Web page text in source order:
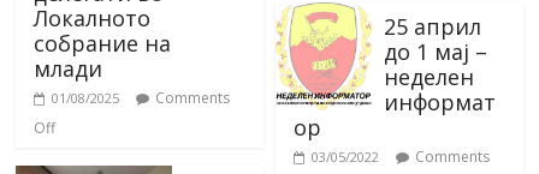
Локалното
собрание на
млади
01/08/2025
Comments
Off
25 април
до 1 мај –
неделен
информат
ор
03/05/2022
Comments